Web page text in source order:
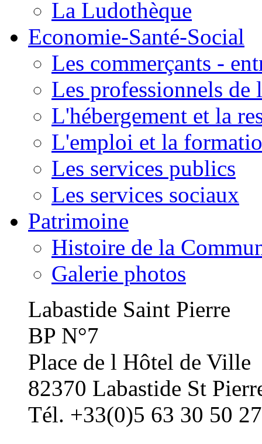
La Ludothèque
Economie-Santé-Social
Les commerçants -
Les professionnels de
L'hébergement et la
L'emploi et la
Les services publics
Les services sociaux
Patrimoine
Histoire de la
Galerie photos
Labastide Saint Pierre
BP N°7
Place de l Hôtel de Ville
82370 Labastide St
Tél. +33(0)5 63 30 50 27